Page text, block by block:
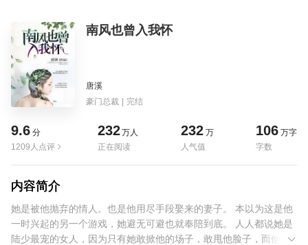
南风也曾入我怀
唐溪
豪门总裁 | 完结
9.6 分
1209人点评
232万人
正在阅读
232 万
人气值
106 万字
字数
内容简介
她是被他抛弃的情人。也是他用尽手段娶来的妻子。 本以为这是他
一时兴起的另一个游戏，她避无可避也就奉陪到底。 人人都说她是
陆少最宠的女人，因为只有她敢掀他的场子，敢甩他脸子，而他始